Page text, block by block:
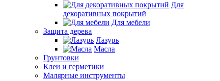
Для
декоративных покрытий
Для мебели
Защита дерева
Лазурь
Масла
Грунтовки
Клеи и герметики
Малярные инструменты